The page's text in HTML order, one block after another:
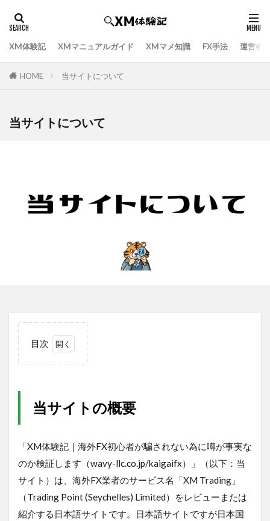
XM体験記 XMマニュアルガイド XMマメ知識 FX手法 運営者
HOME 当サイトについて
当サイトについて
目次
ト
の
2
用
規
約
当サイトの概要
「XM体験記｜海外FX初心者が騙されない為に噂が事実な
のか検証します（wavy-llc.co.jp/kaigaifx）」（以下：当
サイト）は、海外FX業者のサービス名「XM Trading」
（Trading Point (Seychelles) Limited）をレビューまたは
紹介する日本語サイトです。日本語サイトですが日本国